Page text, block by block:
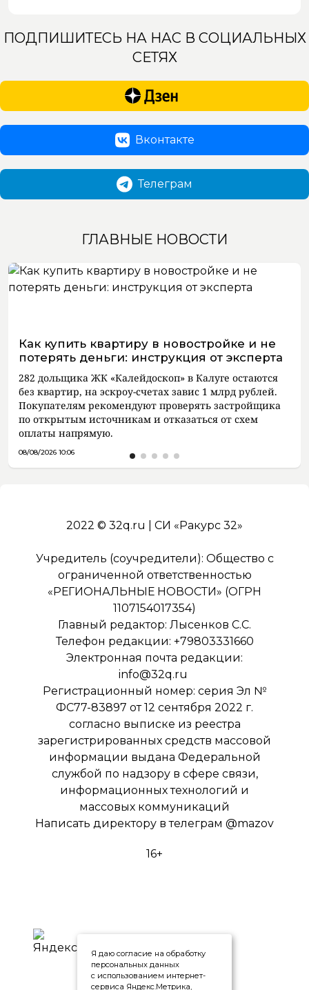
ПОДПИШИТЕСЬ НА НАС В СОЦИАЛЬНЫХ
СЕТЯХ
Вконтакте
Телеграм
ГЛАВНЫЕ НОВОСТИ
Как купить квартиру в новостройке и не
потерять деньги: инструкция от эксперта
282 дольщика ЖК «Калейдоскоп» в Калуге остаются
без квартир, на эскроу-счетах завис 1 млрд рублей.
Покупателям рекомендуют проверять застройщика
по открытым источникам и отказаться от схем
оплаты напрямую.
08/08/2026 10:06
2022 © 32q.ru | СИ «Ракурс 32»
Учредитель (соучредители): Общество с
ограниченной ответственностью
«РЕГИОНАЛЬНЫЕ НОВОСТИ» (ОГРН
1107154017354)
Главный редактор: Лысенков С.С.
Телефон редакции: +79803331660
Электронная почта редакции:
info@32q.ru
Регистрационный номер: серия Эл №
ФС77-83897 от 12 сентября 2022 г.
согласно выписке из реестра
зарегистрированных средств массовой
информации выдана Федеральной
службой по надзору в сфере связи,
информационных технологий и
массовых коммуникаций
Написать директору в телеграм @mazov
16+
Я даю согласие на обработку
персональных данных
с использованием интернет-
сервиса Яндекс.Метрика,